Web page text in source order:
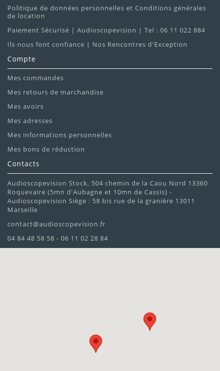
Politique de données personnelles et Conditions générales
de location
Paiement Sécurisé | Audioscopevision | Tel : 06 11 022 884
Ils nous font confiance | Nos Rencontres d'Exception
Compte
Mes commandes
Mes retours de marchandise
Mes avoirs
Mes adresses
Mes informations personnelles
Mes bons de réduction
Contacts
Audioscopevision Stock, 504 chemin de la Caou Nord 13360
Roquevaire (5mn d'Aubagne et 10mn de Cassis) -
Audioscopevision Siège : 58 bis rue de la granière 13011
Marseille
contact@audioscopevision.fr
04 84 48 58 58 - 06 11 02 28 84